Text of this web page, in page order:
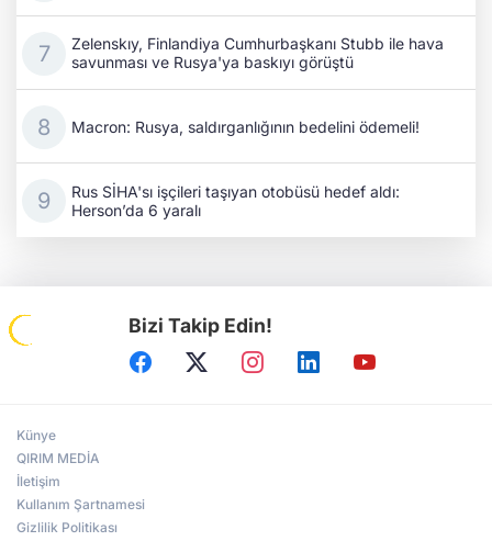
Zelenskıy, Finlandiya Cumhurbaşkanı Stubb ile hava
savunması ve Rusya'ya baskıyı görüştü
Macron: Rusya, saldırganlığının bedelini ödemeli!
Rus SİHA'sı işçileri taşıyan otobüsü hedef aldı:
Herson’da 6 yaralı
Bizi Takip Edin!
Künye
QIRIM MEDİA
İletişim
Kullanım Şartnamesi
Gizlilik Politikası